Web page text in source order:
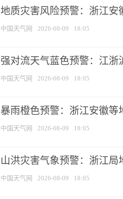
地质灾害风险预警：浙江安
中国天气网 2026-08-09 18:05
强对流天气蓝色预警：江浙
中国天气网 2026-08-09 18:05
暴雨橙色预警：浙江安徽等
中国天气网 2026-08-09 18:05
山洪灾害气象预警：浙江
中国天气网 2026-08-09 18:05